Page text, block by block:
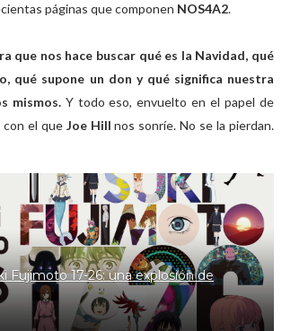
páginas que componen NOS4A2.
que nos hace buscar qué es la Navidad, qué
qué supone un don y qué significa nuestra
mismos. Y todo eso, envuelto en el papel de
el queJoe Hill nos sonríe. No se la pierdan.
Fujimoto 17-26: una explosión de